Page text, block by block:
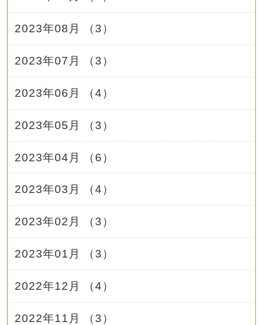
2023年08月 （3）
2023年07月 （3）
2023年06月 （4）
2023年05月 （3）
2023年04月 （6）
2023年03月 （4）
2023年02月 （3）
2023年01月 （3）
2022年12月 （4）
2022年11月 （3）